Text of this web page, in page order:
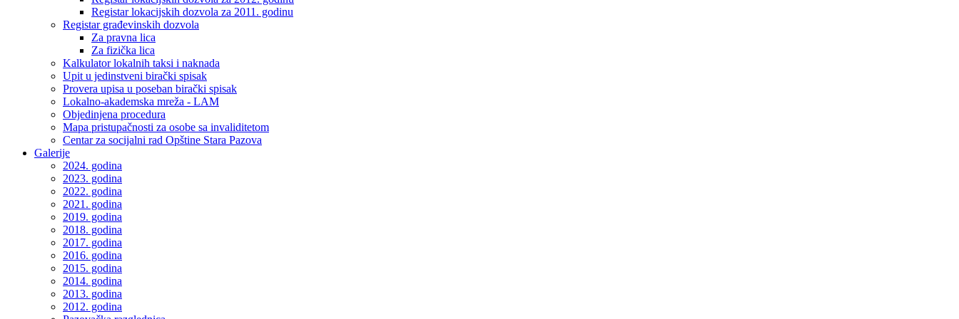
Registar lokacijskih dozvola za 2011. godinu
Registar građevinskih dozvola
Za pravna lica
Za fizička lica
Kalkulator lokalnih taksi i naknada
Upit u jedinstveni birački spisak
Provera upisa u poseban birački spisak
Lokalno-akademska mreža - LAM
Objedinjena procedura
Mapa pristupačnosti za osobe sa invaliditetom
Centar za socijalni rad Opštine Stara Pazova
Galerije
2024. godina
2023. godina
2022. godina
2021. godina
2019. godina
2018. godina
2017. godina
2016. godina
2015. godina
2014. godina
2013. godina
2012. godina